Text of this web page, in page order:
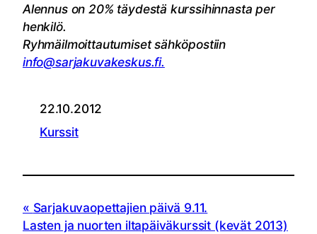
Alennus on 20% täydestä kurssihinnasta per
henkilö.
Ryhmäilmoittautumiset sähköpostiin
info@sarjakuvakeskus.fi.
22.10.2012
Kurssit
Sarjakuvaopettajien päivä 9.11.
Lasten ja nuorten iltapäiväkurssit (kevät 2013)